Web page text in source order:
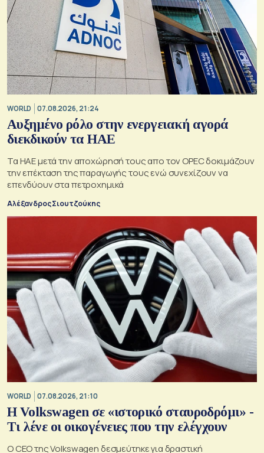
WORLD 07.08.2026, 21:24
Αυξημένο ρόλο στην ενεργειακή αγορά
διεκδικούν τα ΗΑΕ
Τα ΗΑΕ μετά την αποχώρησή τους απο τον OPEC δοκιμάζουν
την επέκταση της παραγωγής τους ενώ συνεχίζουν να
επενδύουν στα πετροχημικά
Αλέξανδρος Σιουτζούκης
WORLD 07.08.2026, 21:10
Η Volkswagen σε «ιστορικό σταυροδρόμι» -
Τι λένε οι οικογένειες που την ελέγχουν
Ο CEO της Volkswagen δεσμεύτηκε για δραστική